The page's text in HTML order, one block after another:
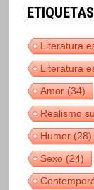
Literatura
Literatura
Amor(34)
Realismo
Humor(28)
Sexo(24)